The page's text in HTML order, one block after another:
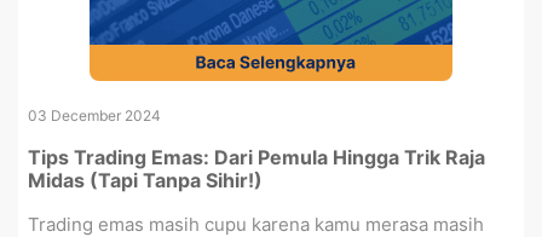
03 December 2024
Tips Trading Emas: Dari Pemula Hingga Trik Raja
Midas (Tapi Tanpa Sihir!)
Trading emas masih cupu karena kamu merasa masih